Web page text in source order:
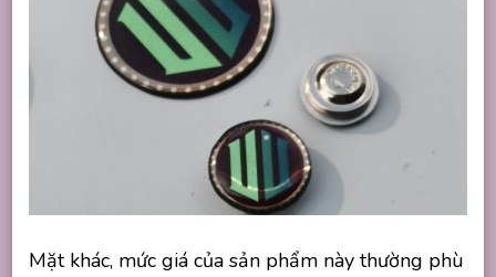
Mặt khác, mức giá của sản phẩm này thường phù